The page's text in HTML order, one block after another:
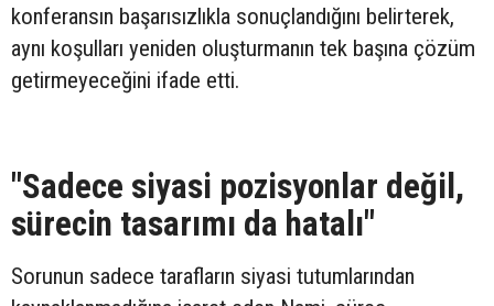
konferansın başarısızlıkla sonuçlandığını belirterek,
aynı koşulları yeniden oluşturmanın tek başına çözüm
getirmeyeceğini ifade etti.
"Sadece siyasi pozisyonlar değil,
sürecin tasarımı da hatalı"
Sorunun sadece tarafların siyasi tutumlarından